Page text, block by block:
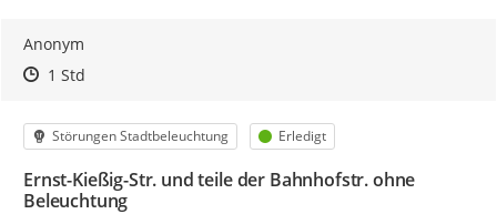
Anonym
Zeitpunkt des Erstellens
Zeitpunkt des Erstellens
1 StdZur Äußerung
Kategorie
Störungen Stadtbeleuchtung Status
Erledigt
Ernst-Kießig-Str. und teile der Bahnhofstr. ohne
Beleuchtung